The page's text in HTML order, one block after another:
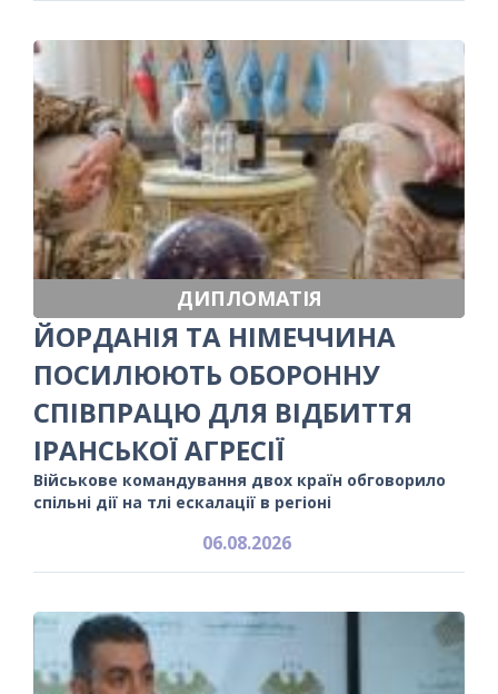
ДИПЛОМАТІЯ
ЙОРДАНІЯ ТА НІМЕЧЧИНА
ПОСИЛЮЮТЬ ОБОРОННУ
СПІВПРАЦЮ ДЛЯ ВІДБИТТЯ
ІРАНСЬКОЇ АГРЕСІЇ
Військове командування двох країн обговорило
спільні дії на тлі ескалації в регіоні
06.08.2026